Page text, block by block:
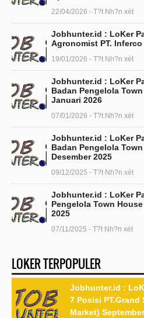
22/04/2026 - T?t Nh?n xét
Jobhunter.id : LoKer
Agronomist PT.
19/01/2026 - T?t Nh?n xét
Jobhunter.id : LoKer
Badan Pengelola
Januari 2026
07/01/2026 - T?t Nh?n xét
Jobhunter.id : LoKer
Badan Pengelola
Desember 2025
09/12/2025 - T?t Nh?n xét
Jobhunter.id : LoKer
Pengelola Town
2025
07/11/2025 - T?t Nh?n xét
LOKER TERPOPULER
Jobhunter.id :
7 Posisi PT.Grand
Market)